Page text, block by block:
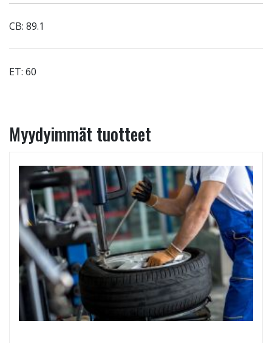
CB: 89.1
ET: 60
Myydyimmät tuotteet